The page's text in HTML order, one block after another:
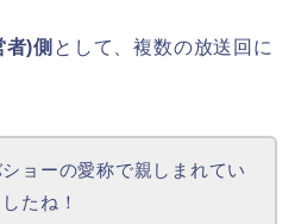
)側 として、複数の放送回に
ョーの愛称で親しまれてい
たね！